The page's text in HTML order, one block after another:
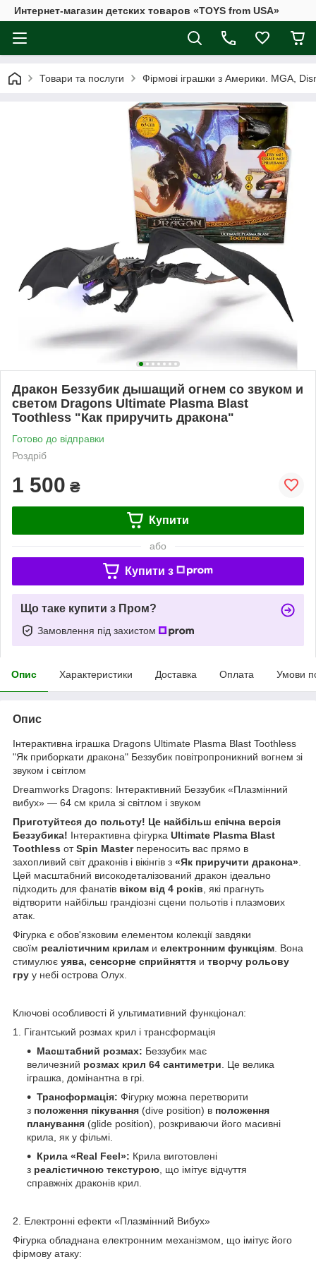
Интернет-магазин детских товаров «TOYS from USA»
Товари та послуги Фірмові іграшки з Америки. MGA,
Дракон Беззубик дышащий огнем со звуком и
светом Dragons Ultimate Plasma Blast
Toothless "Как приручить дракона"
Готово до відправки
Роздріб
1 500 ₴
Купити
або
Купити з
Що таке купити з Пром?
Замовлення під захистом
Опис Характеристики Доставка Оплата Умови
Опис
Інтерактивна іграшка Dragons Ultimate Plasma Blast Toothless
"Як приборкати дракона" Беззубик повітропроникний вогнем зі
звуком і світлом
Dreamworks Dragons: Інтерактивний Беззубик «Плазмінний
вибух» — 64 см крила зі світлом і звуком
Приготуйтеся до польоту! Це найбільш епічна версія
Беззубика! Інтерактивна фігурка Ultimate Plasma Blast
Toothless отSpin Masterпереносить вас прямо в
захопливий світ драконів і вікінгів з «Як приручити дракона»
Цей масштабний високодеталізований дракон ідеально
підходить для фанатів віком від 4 років , які прагнуть
відтворити найбільш грандіозні сцени польотів і плазмових
атак.
Фігурка є обов'язковим елементом колекції завдяки
своїм реалістичним крилам и електронним функціям . Вона
стимулює уява, сенсорне сприйняття и творчу рольову
гру у небі острова Олух.
Ключові особливості й ультимативний функціонал:
1. Гігантський розмах крил і трансформація
Масштабний розмах: Беззубик має
величезний розмах крил 64 сантиметри . Це велика
іграшка, домінантна в грі.
Трансформація: Фігурку можна перетворити
з положення пікування (dive position) в положення
планування (glide position), розкриваючи його масивні
крила, як у фільмі.
Крила «Real Feel»: Крила виготовлені
з реалістичною текстурою , що імітує відчуття
справжніх драконів крил.
2. Електронні ефекти «Плазмінний Вибух»
Фігурка обладнана електронним механізмом, що імітує його
фірмову атаку: